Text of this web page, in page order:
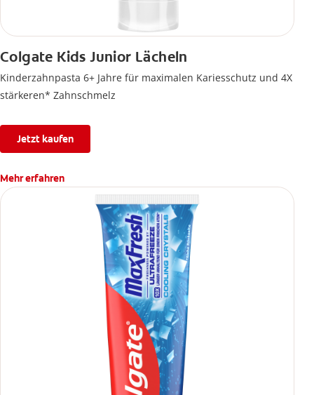
Colgate Kids Junior Lächeln
Kinderzahnpasta 6+ Jahre für maximalen Kariesschutz und 4X
stärkeren* Zahnschmelz
Jetzt kaufen
Mehr erfahren